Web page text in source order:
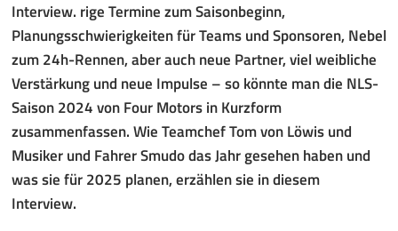
Interview. rige Termine zum Saisonbeginn,
Planungsschwierigkeiten für Teams und Sponsoren, Nebel
zum 24h-Rennen, aber auch neue Partner, viel weibliche
Verstärkung und neue Impulse – so könnte man die NLS-
Saison 2024 von Four Motors in Kurzform
zusammenfassen. Wie Teamchef Tom von Löwis und
Musiker und Fahrer Smudo das Jahr gesehen haben und
was sie für 2025 planen, erzählen sie in diesem
Interview.